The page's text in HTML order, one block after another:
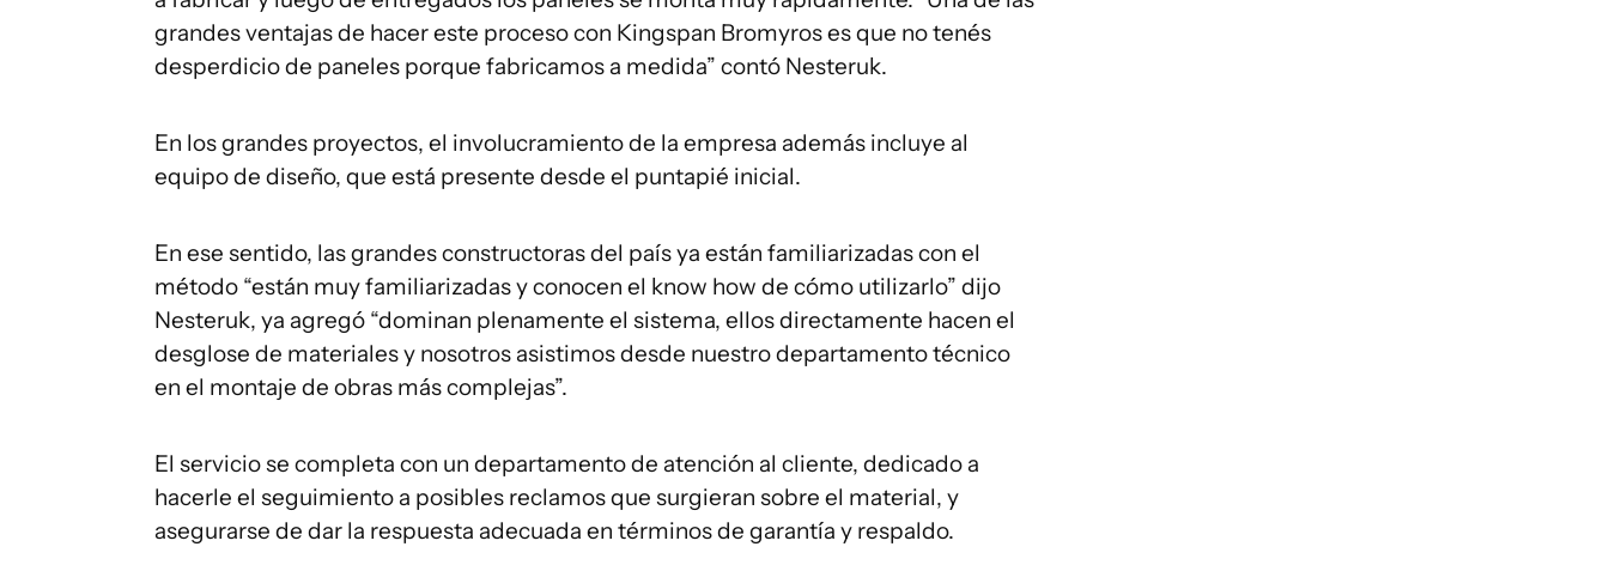
grandes ventajas de hacer este proceso con Kingspan Bromyros es que no tenés
desperdicio de paneles porque fabricamos a medida” contó Nesteruk.
En los grandes proyectos, el involucramiento de la empresa además incluye al
equipo de diseño, que está presente desde el puntapié inicial.
En ese sentido, las grandes constructoras del país ya están familiarizadas con el
método “están muy familiarizadas y conocen el know how de cómo utilizarlo” dijo
Nesteruk, ya agregó “dominan plenamente el sistema, ellos directamente hacen el
desglose de materiales y nosotros asistimos desde nuestro departamento técnico
en el montaje de obras más complejas”.
El servicio se completa con un departamento de atención al cliente, dedicado a
hacerle el seguimiento a posibles reclamos que surgieran sobre el material, y
asegurarse de dar la respuesta adecuada en términos de garantía y respaldo.